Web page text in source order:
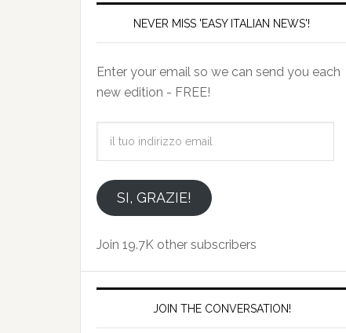
NEVER MISS 'EASY ITALIAN NEWS'!
Enter your email so we can send you each
new edition - FREE!
emailSI, GRAZIE!
Join 19.7K other subscribers
JOIN THE CONVERSATION!